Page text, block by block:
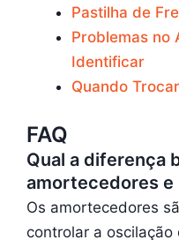
Pastilha de
Problemas no
Identificar
Quando
FAQ
Qual a diferença
amortecedores e
Os amortecedores
controlar a